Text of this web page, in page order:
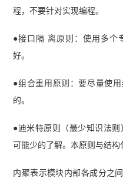
程，不要针对实现编程。
●接口隔 离原则：使用多个
好。
●组合重用原则：要尽量使
的。
●迪米特原则（最少知识法
可能少的了解。本原则与结构
内聚表示模块内部各成分之